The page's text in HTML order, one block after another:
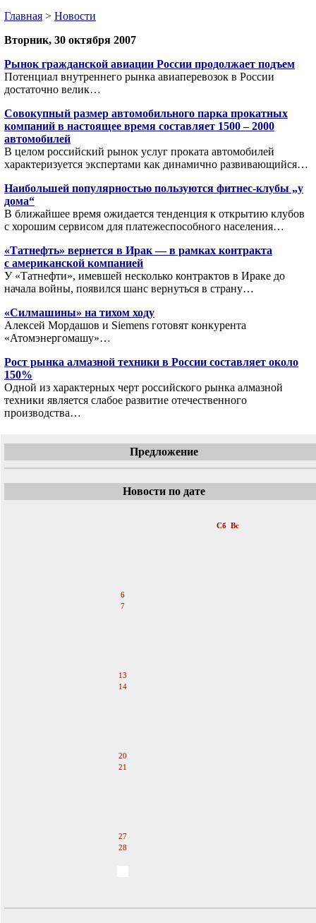
Главная > Новости
Вторник, 30 октября 2007
Рынок гражданской авиации России продолжает подъем
Потенциал внутреннего рынка авиаперевозок в России
достаточно велик…
Совокупный размер автомобильного парка прокатных
компаний в настоящее время составляет 1500 – 2000
автомобилей
В целом российский рынок услуг проката автомобилей
характеризуется экспертами как динамично развивающийся…
Наибольшей популярностью пользуются фитнес-клубы „у
дома“
В ближайшее время ожидается тенденция к открытию клубов
с хорошим сервисом для платежеспособного населения…
«Татнефть» вернется в Ирак — в рамках контракта
с американской компанией
У «Татнефти», имевшей несколько контрактов в Ираке до
начала войны, появился шанс вернуться в страну…
«Силмашины» на тихом ходу
Алексей Мордашов и Siemens готовят конкурента
«Атомэнергомашу»…
Рост рынка алмазной техники в России составляет около
150%
Одной из характерных черт российского рынка алмазной
техники является слабое развитие отечественного
производства…
Предложение
Новости по дате
Сб Вс
6
7
13
14
20
21
27
28